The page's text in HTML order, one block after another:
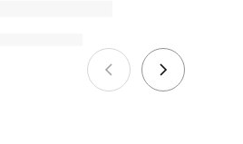
du 5 octobre 2025.